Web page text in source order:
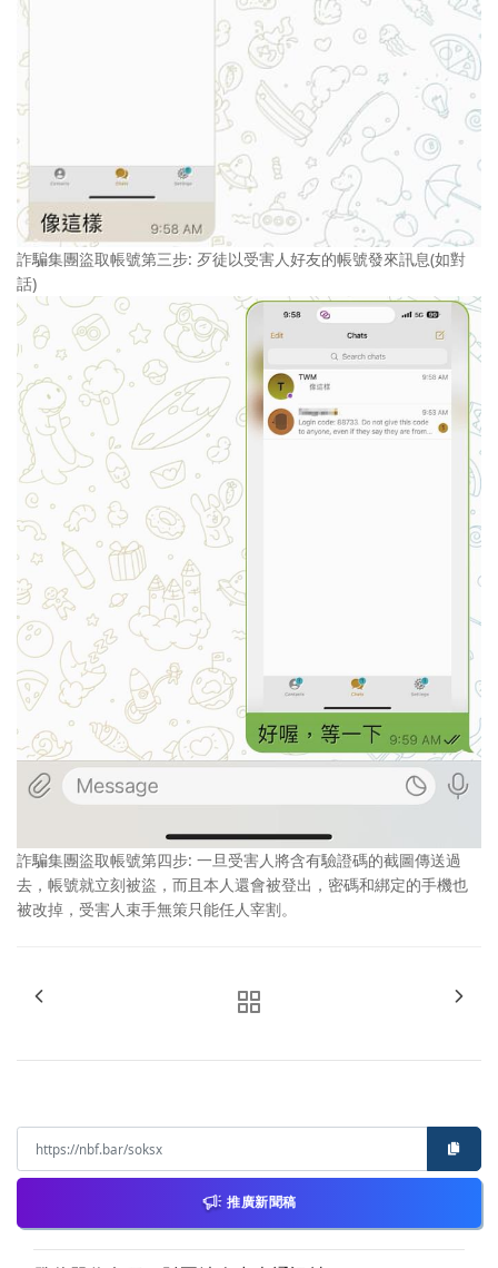
詐騙集團盜取帳號第三步: 歹徒以受害人好友的帳號發來訊息(如對
話)
詐騙集團盜取帳號第四步: 一旦受害人將含有驗證碼的截圖傳送過
去，帳號就立刻被盜，而且本人還會被登出，密碼和綁定的手機也
被改掉，受害人束手無策只能任人宰割。
推廣新聞稿